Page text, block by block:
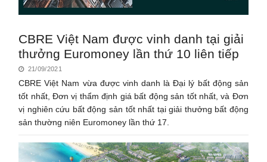
CBRE Việt Nam được vinh danh tại giải
thưởng Euromoney lần thứ 10 liên tiếp
21/09/2021
CBRE Việt Nam vừa được vinh danh là Đại lý bất động sản
tốt nhất, Đơn vị thẩm định giá bất động sản tốt nhất, và Đơn
vị nghiên cứu bất động sản tốt nhất tại giải thưởng bất động
sản thường niên Euromoney lần thứ 17.